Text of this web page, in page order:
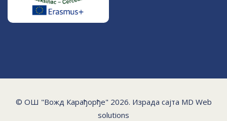
© ОШ "Вожд Карађорђе" 2026. Израда сајта MD Web
solutions